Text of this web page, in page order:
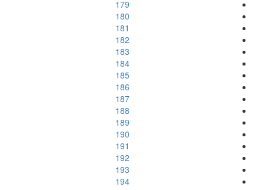
179
180
181
182
183
184
185
186
187
188
189
190
191
192
193
194